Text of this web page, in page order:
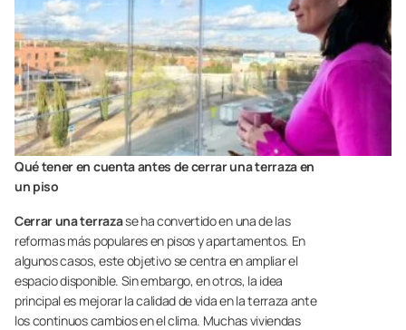
Qué tener en cuenta antes de cerrar una terraza en
un piso
Cerrar una terrazase ha convertido en una de las
reformas más populares en pisos y apartamentos. En
algunos casos, este objetivo se centra en ampliar el
espacio disponible. Sin embargo, en otros, la idea
principal es mejorar la calidad de vida en la terraza ante
los continuos cambios en el clima. Muchas viviendas